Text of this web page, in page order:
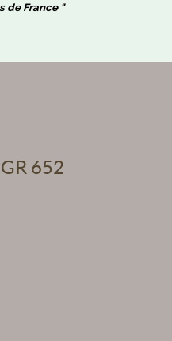
de France "
652